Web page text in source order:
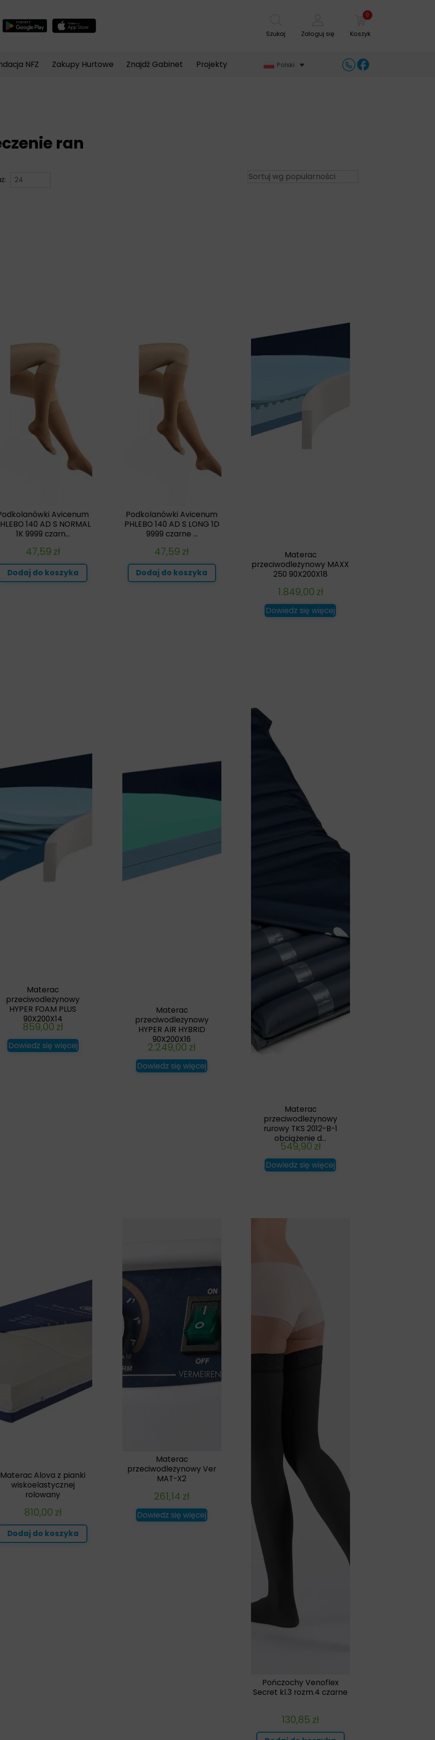
Szukaj Zaloguj się
0
Koszyk
NFZ Zakupy Hurtowe Znajdź Gabinet Projekty Polski
ran
Avicenum
140 AD S NORMAL
1K 9999 czarn...
47,59 zł
Dodaj do koszyka
Podkolanówki Avicenum
PHLEBO 140 AD S LONG 1D
9999 czarne ...
47,59 zł
Dodaj do koszyka
Materac
przeciwodleżynowy MAXX
250 90X200X18
1.849,00 zł
Dowiedz się więcej
Materac
przeciwodleżynowy
HYPER FOAM PLUS
90X200X14
859,00 zł
Dowiedz się więcej
Materac
przeciwodleżynowy
HYPER AIR HYBRID
90X200X16
2.249,00 zł
Dowiedz się więcej
Materac
przeciwodleżynowy
rurowy TKS 2012-B-1
obciążenie d...
549,90 zł
Dowiedz się więcej
Materac Alova z pianki
wiskoelastycznej
rolowany
810,00 zł
Dodaj do koszyka
Materac
przeciwodleżynowy Ver
MAT-X2
261,14 zł
Dowiedz się więcej
Pończochy Venoflex
Secret kl.3 rozm.4 czarne
130,85 zł